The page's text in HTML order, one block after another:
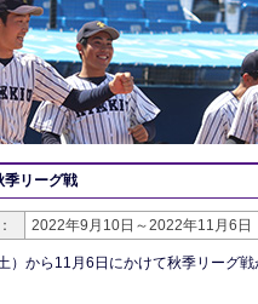
季リーグ戦
2022年9月10日～2022年11月6日
）から11月6日にかけて秋季リーグ